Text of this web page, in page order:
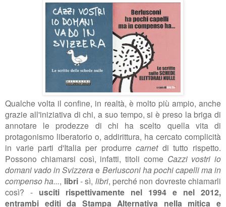
Qualche volta il confine, in realtà, è molto più ampio, anche
grazie all'iniziativa di chi, a suo tempo, si è preso la briga di
annotare le prodezze di chi ha scelto quella vita di
protagonismo liberatorio o, addirittura, ha cercato complicità
in varie parti d'Italia per produrrecarnetdi tutto rispetto.
Possono chiamarsi così, infatti, titoli come Cazzi vostri io
domani vado in Svizzerae Berlusconi ha pochi capelli ma in
compenso ha..., libri- sì, libri, perché non dovreste chiamarli
così? - usciti rispettivamente nel 1994 e nel 2012,
entrambi editi da Stampa Alternativa nella mitica e